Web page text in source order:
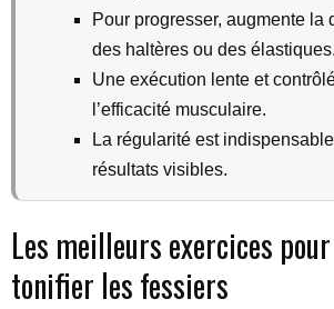
Pour progresser, augmente la
des haltères ou des élastiques.
Une exécution lente et
l’efficacité musculaire.
La régularité est
résultats visibles.
Les meilleurs exercices
tonifier les fessiers